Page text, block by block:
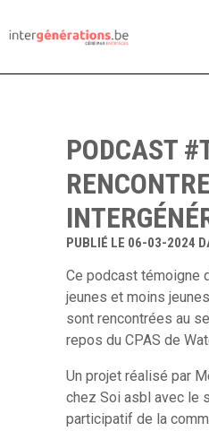
PODCAST
RENCONTRE
PUBLIÉ LE 06-03-2024
Ce podcast témoigne
jeunes et moins
sont rencontrées au
repos du CPAS de
Un projet réalisé par
chez Soi asbl avec le
participatif de la